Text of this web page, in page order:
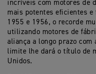
incríveis com motores de
mais potentes eficientes
1955 e 1956, o recorde
utilizando motores de
aliança a longo prazo
limite lhe dará o título de
Unidos.